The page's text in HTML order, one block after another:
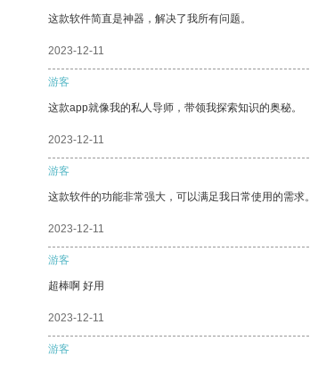
这款软件简直是神器，解决了我所有问题。
2023-12-11
游客
这款app就像我的私人导师，带领我探索知识的奥秘。
2023-12-11
游客
这款软件的功能非常强大，可以满足我日常使用的需求。
2023-12-11
游客
超棒啊 好用
2023-12-11
游客